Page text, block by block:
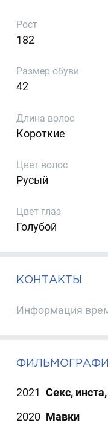
Рост
182
Размер обуви
42
Длина волос
Короткие
Цвет волос
Русый
Цвет глаз
Голубой
КОНТАКТЫ
Информация
2021 Секс,
2020 Мавки